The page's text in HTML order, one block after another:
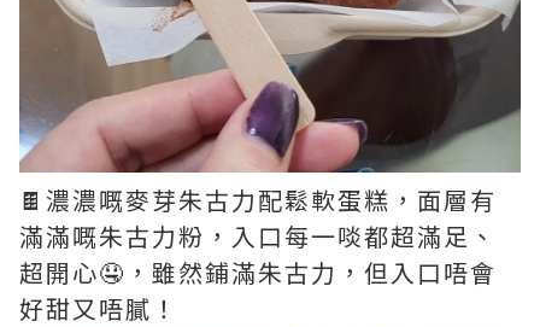
🍫濃濃嘅麥芽朱古力配鬆軟蛋糕，面層有
滿滿嘅朱古力粉，入口每一啖都超滿足、
超開心🤤，雖然鋪滿朱古力，但入口唔會
好甜又唔膩！